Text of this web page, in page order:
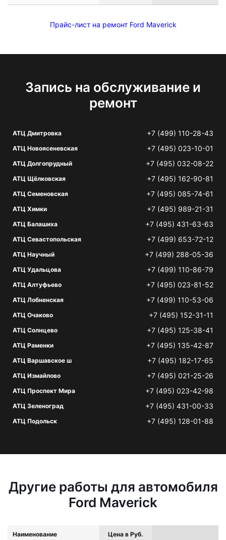
Прайс-лист на ремонт Ford Maverick
Запись на обслуживание и
ремонт
АТЦ Дмитровка +7 (499) 110-28-43
АТЦ Новоясеневская +7 (495) 023-10-01
АТЦ Долгопрудный +7 (495) 032-08-22
АТЦ Щёлковская +7 (495) 162-90-81
АТЦ Семеновская +7 (495) 085-74-61
АТЦ Химки +7 (495) 989-21-31
АТЦ Балашиха +7 (495) 431-63-63
АТЦ Севастопольская +7 (499) 653-72-12
АТЦ Научный +7 (499) 288-05-36
АТЦ Удальцова +7 (499) 110-86-79
АТЦ Алтуфьево +7 (495) 023-81-52
АТЦ Лобненская +7 (499) 110-53-06
АТЦ Очаково +7 (495) 152-31-11
АТЦ Солнцево +7 (495) 125-38-41
АТЦ Раменки +7 (495) 135-42-87
АТЦ Варшавское ш +7 (495) 182-17-65
АТЦ Измайлово +7 (495) 021-25-26
АТЦ Проспект Мира +7 (495) 023-42-98
АТЦ Зеленоград +7 (495) 431-00-33
АТЦ Подольск +7 (495) 128-01-88
Другие работы для автомобиля
Ford Maverick
Наименование Цена в Руб.